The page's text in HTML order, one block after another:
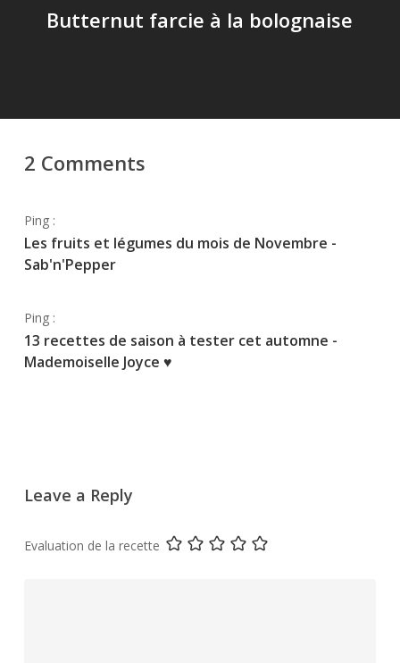
Butternut farcie à la bolognaise
2 Comments
Ping :
Les fruits et légumes du mois de Novembre -
Sab'n'Pepper
Ping :
13 recettes de saison à tester cet automne -
Mademoiselle Joyce ♥
Leave a Reply
Evaluation de la recette